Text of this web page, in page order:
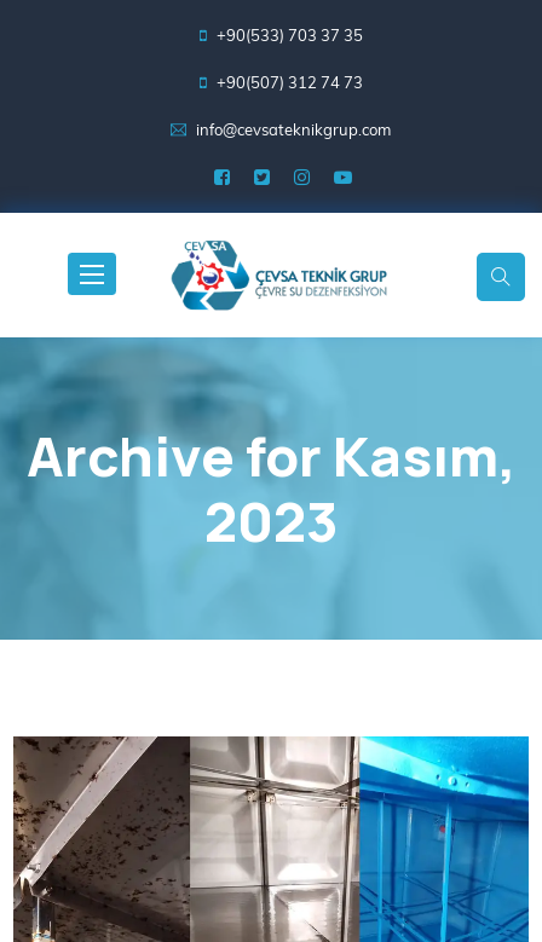
+90(533) 703 37 35
+90(507) 312 74 73
info@cevsateknikgrup.com
Archive for Kasım,
2023